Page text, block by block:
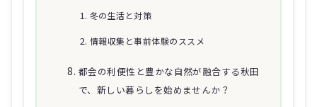
冬の生活と対策
情報収集と事前体験のススメ
都会の利便性と豊かな自然が融合する秋田
で、新しい暮らしを始めませんか？